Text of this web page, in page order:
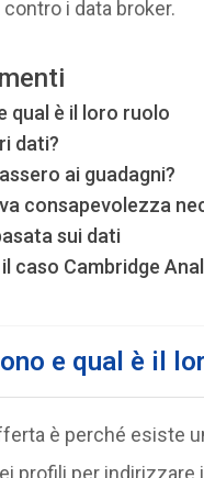
contro i data broker.
qual è il loro ruolo
dati?
ai guadagni?
consapevolezza
sui dati
caso Cambridge
e qual è il
è perché esiste
profili per